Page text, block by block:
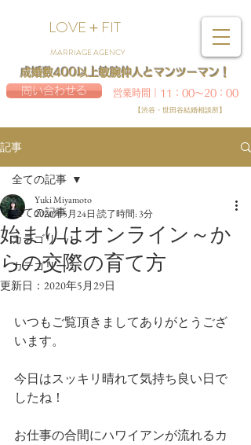
LOVE＋FIT
MARRIAGE AGENCY
問い合わせる
【渋谷・世田谷結婚相談所】
成婚数400以上敏腕仲人とマンツーマン！
営業時間｜11：00～20：00
記事
全ての記事
カテゴリー 1
カテゴリー 2
全ての記事
始まりはオンライン～か
らの交際の育て方
Yuki Miyamoto
2020年5月24日 読了時間: 3分
更新日： 2020年5月29日
いつもご覧頂きましてありがとうござ
います。
今日はスッキリ晴れて気持ち良い日で
したね！
お仕事の合間にハワイアンが流れるカ